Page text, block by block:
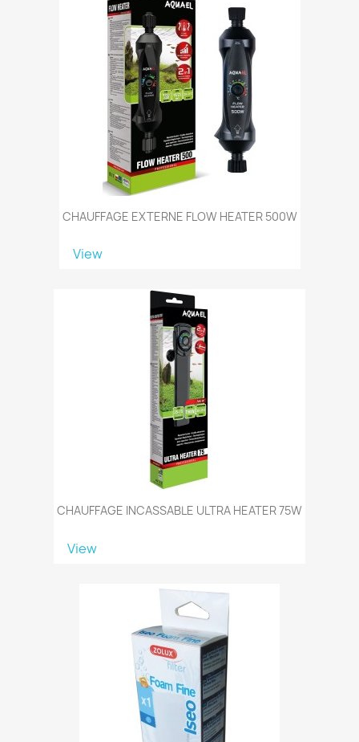
CHAUFFAGE EXTERNE FLOW HEATER 500W
View
CHAUFFAGE INCASSABLE ULTRA HEATER 75W
View